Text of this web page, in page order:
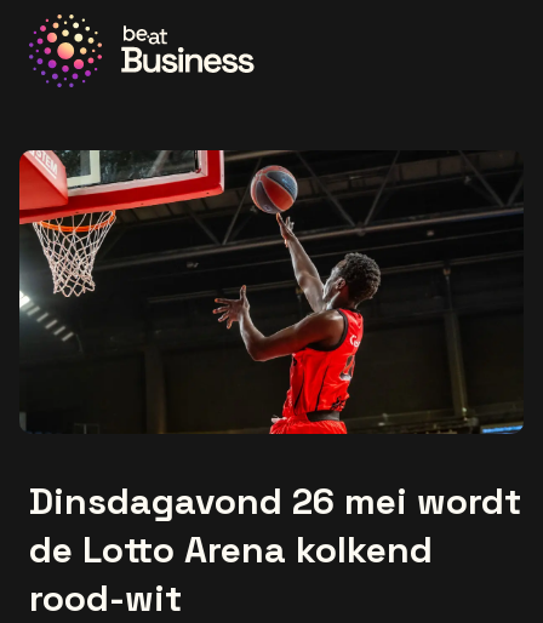
Dinsdagavond 26 mei wordt
de Lotto Arena kolkend
rood-wit